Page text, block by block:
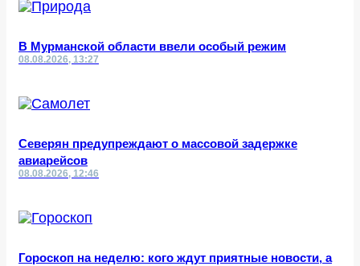
В Мурманской области ввели особый режим
08.08.2026, 13:27
Северян предупреждают о массовой задержке
авиарейсов
08.08.2026, 12:46
Гороскоп на неделю: кого ждут приятные новости, а